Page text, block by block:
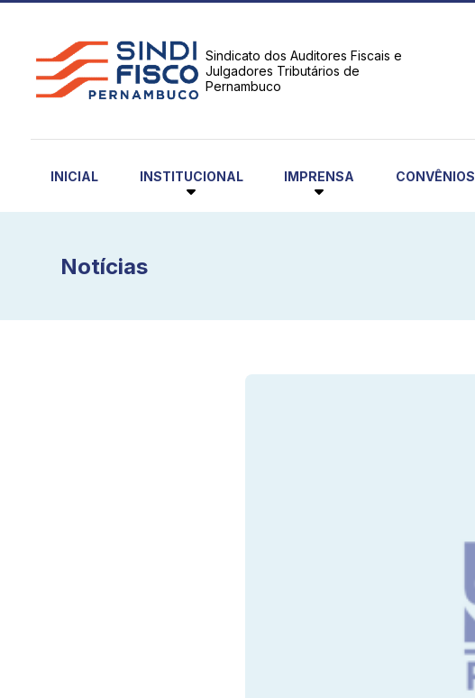
Sindicato dos Auditores Fiscais e
Julgadores Tributários de
Pernambuco
INICIAL INSTITUCIONAL IMPRENSA CONVÊNIOS
Notícias